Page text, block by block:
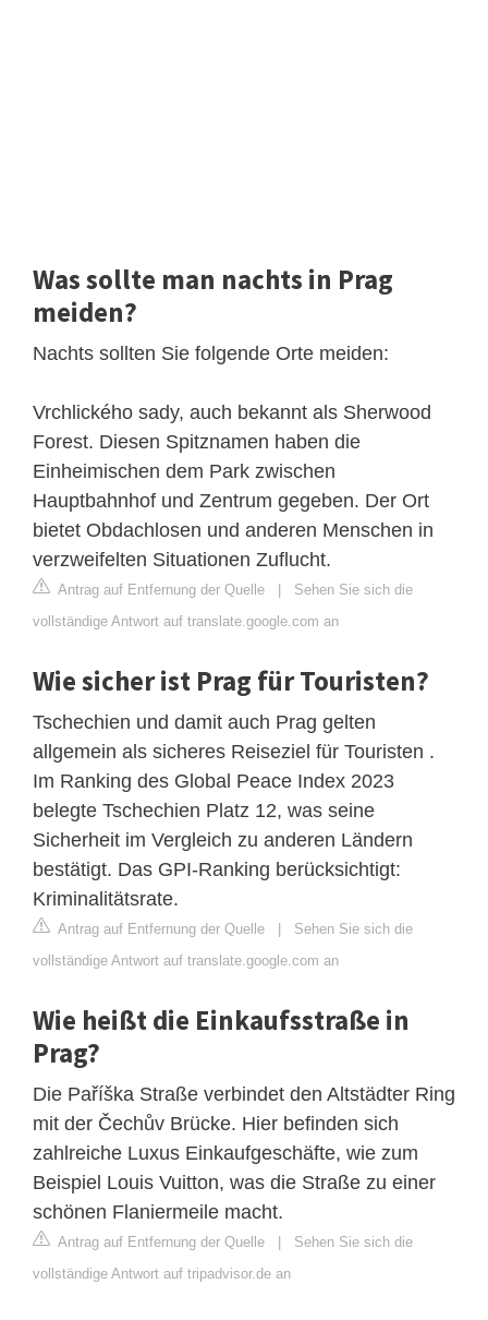
Was sollte man nachts in Prag
meiden?
Nachts sollten Sie folgende Orte meiden:
Vrchlického sady, auch bekannt als Sherwood
Forest. Diesen Spitznamen haben die
Einheimischen dem Park zwischen
Hauptbahnhof und Zentrum gegeben. Der Ort
bietet Obdachlosen und anderen Menschen in
verzweifelten Situationen Zuflucht.
Antrag auf Entfernung der Quelle | Sehen Sie sich die
vollständige Antwort auf translate.google.com an
Wie sicher ist Prag für Touristen?
Tschechien und damit auch Prag gelten
allgemein als sicheres Reiseziel für Touristen .
Im Ranking des Global Peace Index 2023
belegte Tschechien Platz 12, was seine
Sicherheit im Vergleich zu anderen Ländern
bestätigt. Das GPI-Ranking berücksichtigt:
Kriminalitätsrate.
Antrag auf Entfernung der Quelle | Sehen Sie sich die
vollständige Antwort auf translate.google.com an
Wie heißt die Einkaufsstraße in
Prag?
Die Paříška Straße verbindet den Altstädter Ring
mit der Čechův Brücke. Hier befinden sich
zahlreiche Luxus Einkaufgeschäfte, wie zum
Beispiel Louis Vuitton, was die Straße zu einer
schönen Flaniermeile macht.
Antrag auf Entfernung der Quelle | Sehen Sie sich die
vollständige Antwort auf tripadvisor.de an